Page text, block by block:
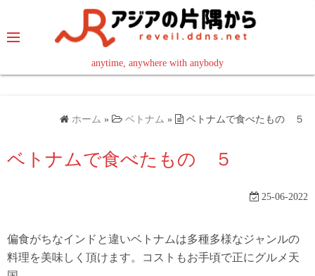
テ
anytime, anywhere with anybody
read in your language
ホーム » ベトナム » ベトナムで食べたもの ５
ベトナムで食べたもの ５
25-06-2022
偏食がちなインドと違いベトナムは多種多様なジャンルの
料理を美味しく頂けます。コストもお手頃で正にグルメ天